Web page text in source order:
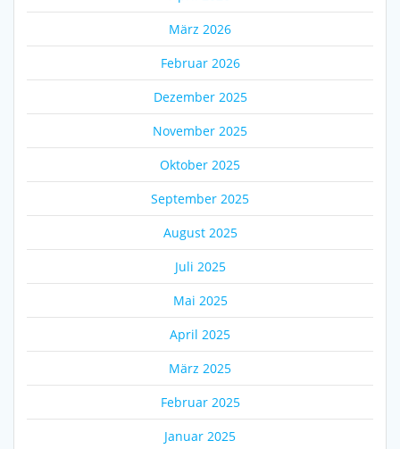
März 2026
Februar 2026
Dezember 2025
November 2025
Oktober 2025
September 2025
August 2025
Juli 2025
Mai 2025
April 2025
März 2025
Februar 2025
Januar 2025